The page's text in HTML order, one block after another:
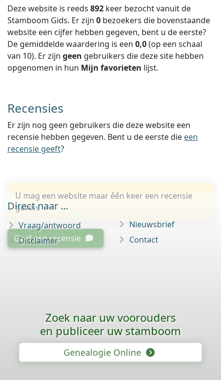
Deze website is reeds 892 keer bezocht vanuit de
Stamboom Gids. Er zijn 0 bezoekers die bovenstaande
website een cijfer hebben gegeven, bent u de eerste?
De gemiddelde waardering is een 0,0(op een schaal
van 10). Er zijn geen gebruikers die deze site hebben
opgenomen in hun Mijn favorieten lijst.
Recensies
Er zijn nog geen gebruikers die deze website een
recensie hebben gegeven. Bent u de eerste die een
recensie geeft?
U mag een website maar één keer een recensie
geven.
Geef een recensie
Direct naar ...
Vraag/antwoord
Disclaimer
Nieuwsbrief
Contact
Zoek naar uw voorouders
en publiceer uw stamboom
Genealogie Online